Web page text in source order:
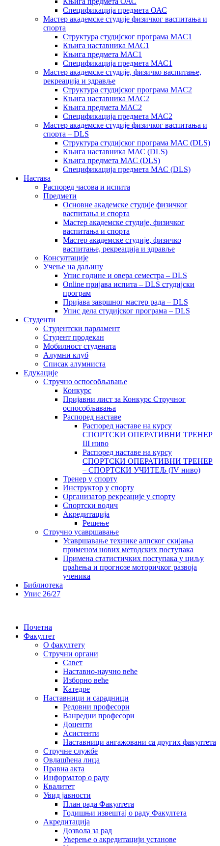
Спецификација предмета ОАС
Мастер академске студије физичког васпитања и
спорта
Структура студијског програма МАС1
Књига наставника МАС1
Књига предмета МАС1
Спецификација предмета МАС1
Мастер академске студије, физичко васпитање,
рекреација и здравље
Структура студијског програма МАС2
Књига наставника МАС2
Књига предмета МАС2
Спецификација предмета МАС2
Мастер академске студије физичког васпитања и
спорта – DLS
Структура студијског програма МАС (DLS)
Књига наставника МАС (DLS)
Књига предмета МАС (DLS)
Спецификација предмета МАС (DLS)
Настава
Распоред часова и испита
Предмети
Основне академске студије физичког
васпитања и спорта
Мастер академске студије, физичког
васпитања и спорта
Мастер академске студије, физичко
васпитање, рекреација и здравље
Консултације
Учење на даљину
Упис године и овера семестра – DLS
Online пријава испита – DLS студијски
програм
Пријава завршног мастер рада – DLS
Упис дела студијског програма – DLS
Студенти
Студентски парламент
Студент продекан
Мобилност студената
Алумни клуб
Списак алумниста
Едукације
Стручно оспособљавање
Конкурс
Пријавни лист за Конкурс Стручног
оспособљавања
Распоред наставе
Распоред наставе на курсу
СПОРТСКИ ОПЕРАТИВНИ ТРЕНЕР
III ниво
Распоред наставе на курсу
СПОРТСКИ ОПЕРАТИВНИ ТРЕНЕР
– СПОРТСКИ УЧИТЕЉ (IV ниво)
Тренер у спорту
Инструктор у спорту
Организатор рекреације у спорту
Спортски водич
Акредитација
Решење
Стручно усавршавање
Усавршавање технике алпског скијања
применом нових методских поступака
Примена статистичких поступака у циљу
праћења и прогнозе моторичког развоја
ученика
Библиотека
Упис 26/27
Почетна
Факултет
О факултету
Стручни органи
Савет
Наставно-научно веће
Изборно веће
Катедре
Наставници и сарадници
Редовни професори
Ванредни професори
Доценти
Асистенти
Наставници ангажовани са других факултета
Стручне службе
Овлашћена лица
Правна акта
Информатор о раду
Квалитет
Увид јавности
План рада Факултета
Годишњи извештај о раду Факултета
Акредитација
Дозвола за рад
Уверење о акредитацији установе